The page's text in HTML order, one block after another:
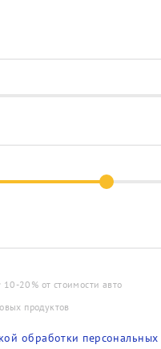
20% от стоимости авто
продуктов
обработки